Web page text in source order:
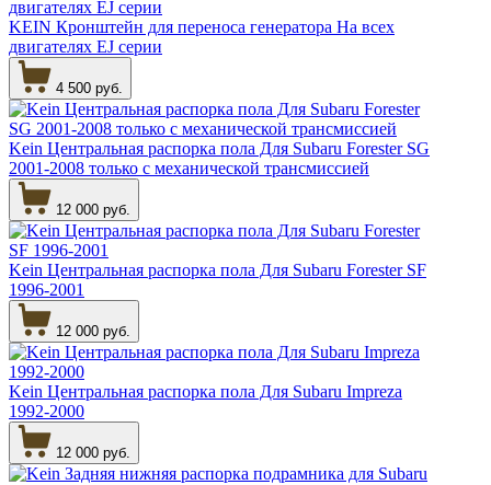
KEIN Кронштейн для переноса генератора На всех
двигателях EJ серии
4 500 руб.
Kein Центральная распорка пола Для Subaru Forester SG
2001-2008 только с механической трансмиссией
12 000 руб.
Kein Центральная распорка пола Для Subaru Forester SF
1996-2001
12 000 руб.
Kein Центральная распорка пола Для Subaru Impreza
1992-2000
12 000 руб.